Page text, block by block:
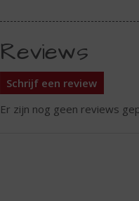
Reviews
Schrijf een review
Er zijn nog geen reviews